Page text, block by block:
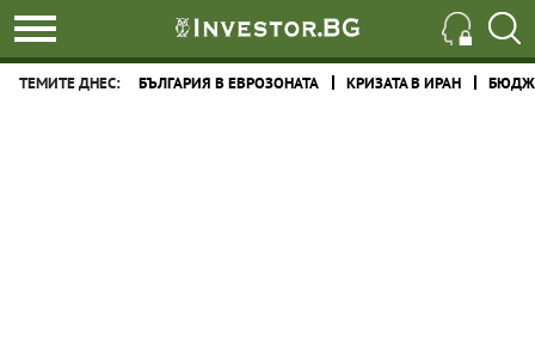
ТЕМИТЕ ДНЕС: БЪЛГАРИЯ В ЕВРОЗОНАТА КРИЗАТА В ИРАН